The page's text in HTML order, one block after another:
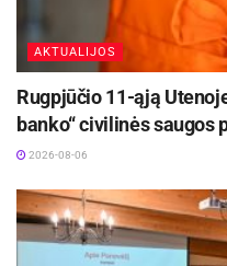
AKTUALIJOS
Rugpjūčio 11-ąją
banko“ civilinės saugos
2026-08-06